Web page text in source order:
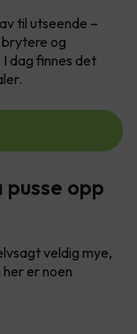
til utseende –
og
dag finnes det
opp
veldig mye,
er noen